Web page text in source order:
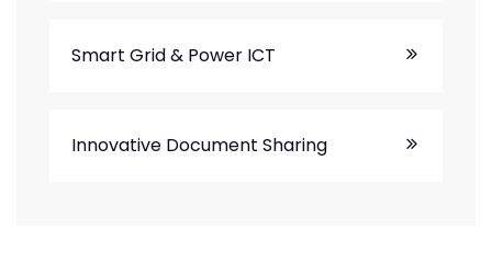
Smart Grid & Power ICT
Innovative Document Sharing